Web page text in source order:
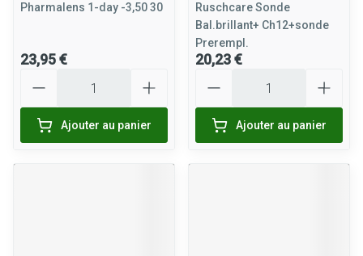
Pharmalens 1-day -3,50 30
23,95 €
Ajouter au panier
Ruschcare Sonde
Bal.brillant+ Ch12+sonde
Prerempl.
20,23 €
Ajouter au panier